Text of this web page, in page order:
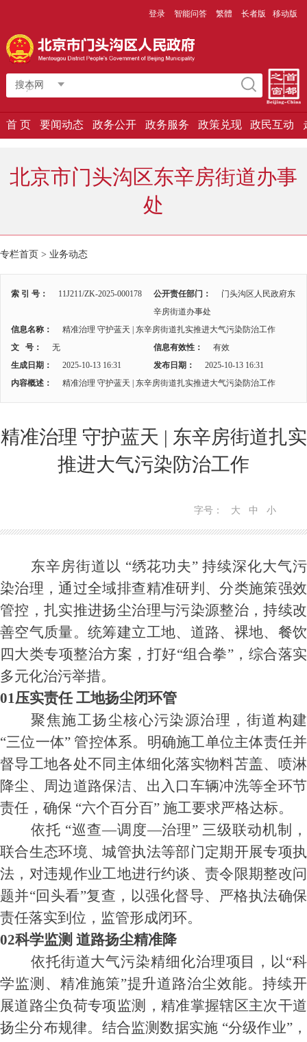
登录 智能问答 繁體 长者版 移动版
搜本网
首 页 要闻动态 政务公开 政务服务 政策兑现 政民互动
北京市门头沟区东辛房街道办事
处
专栏首页 > 业务动态
索 引 号： 11J211/ZK-2025-000178 公开责任部门：
门头沟区人民政府东
辛房街道办事处
信息名称：
精准治理 守护蓝天 | 东辛房街道扎实推进大气污染防治工作
文 号：
无 信息有效性：
有效
生成日期：
2025-10-13 16:31 发布日期：
2025-10-13 16:31
内容概述：
精准治理 守护蓝天 | 东辛房街道扎实推进大气污染防治工作
精准治理 守护蓝天 | 东辛房街道扎实
推进大气污染防治工作
字号： 大 中 小
东辛房街道以 “绣花功夫” 持续深化大气污
染治理，通过全域排查精准研判、分类施策强效
管控，扎实推进扬尘治理与污染源整治，持续改
善空气质量。统筹建立工地、道路、裸地、餐饮
四大类专项整治方案，打好“组合拳”，综合落实
多元化治污举措。
01压实责任 工地扬尘闭环管
聚焦施工扬尘核心污染源治理，街道构建
“三位一体” 管控体系。明确施工单位主体责任并
督导工地各处不同主体细化落实物料苫盖、喷淋
降尘、周边道路保洁、出入口车辆冲洗等全环节
责任，确保 “六个百分百” 施工要求严格达标。
依托 “巡查—调度—治理” 三级联动机制，
联合生态环境、城管执法等部门定期开展专项执
法，对违规作业工地进行约谈、责令限期整改问
题并“回头看”复查，以强化督导、严格执法确保
责任落实到位，监管形成闭环。
02科学监测 道路扬尘精准降
依托街道大气污染精细化治理项目，以“科
学监测、精准施策”提升道路治尘效能。持续开
展道路尘负荷专项监测，精准掌握辖区主次干道
扬尘分布规律。结合监测数据实施 “分级作业”，